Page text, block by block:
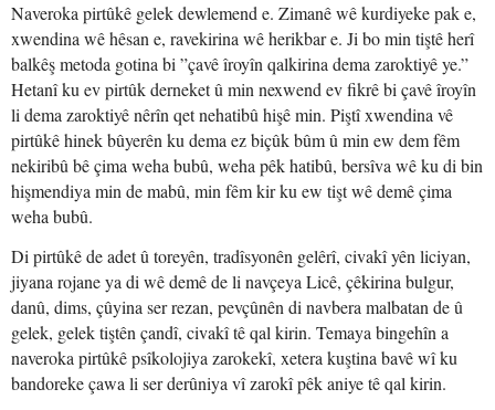
Naveroka pirtûkê gelek dewlemend e. Zimanê wê kurdiyeke pak e,
xwendina wê hêsan e, ravekirina wê herikbar e. Ji bo min tiştê herî
balkêş metoda gotina bi”çavê îroyîn qalkirina dema zaroktiyê ye.”
Hetanî ku ev pirtûk derneket û min nexwend ev fikrê bi çavê îroyîn
li dema zaroktiyê nêrîn qet nehatibû hişê min. Piştî xwendina vê
pirtûkê hinek bûyerên ku dema ez biçûk bûm û min ew dem fêm
nekiribû bê çima weha bubû, weha pêk hatibû, bersîva wê ku di bin
hişmendiya min de mabû, min fêm kir ku ew tişt wê demê çima
weha bubû.
Di pirtûkê de adet û toreyên, tradîsyonên gelêrî, civakî yên liciyan,
jiyana rojane ya di wê demê de li navçeya Licê, çêkirina bulgur,
danû, dims, çûyina ser rezan, pevçûnên di navbera malbatan de û
gelek, gelek tiştên çandî, civakî tê qal kirin. Temaya bingehîn a
naveroka pirtûkê psîkolojiya zarokekî, xetera kuştina bavê wî ku
bandoreke çawa li ser derûniya vî zarokî pêk aniye tê qal kirin.